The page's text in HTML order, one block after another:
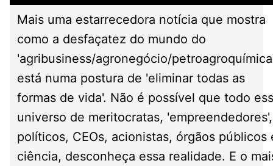
Mais uma estarrecedora notícia que mostra
como a desfaçatez do mundo do
'agribusiness/agronegócio/
está numa postura de 'eliminar todas as
formas de vida'. Não é possível que todo
universo de meritocratas, 'empreendedores',
políticos, CEOs, acionistas, órgãos públicos
ciência, desconheça essa realidade. E o